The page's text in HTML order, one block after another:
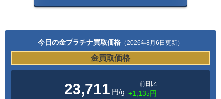
今日の金プラチナ買取価格 （2026年8月6日更新）
金買取価格
23,711 円/g
前日比
+1,135円